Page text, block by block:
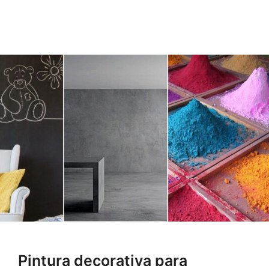
Pintura decorativa para